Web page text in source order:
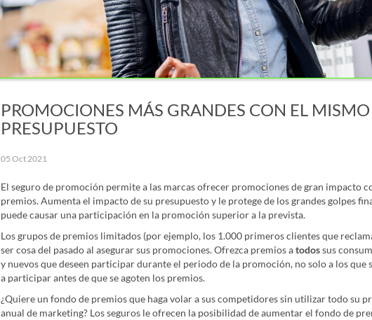
PROMOCIONES MÁS GRANDES CON EL MISMO
PRESUPUESTO
05 Oct 2021
El seguro de promoción permite a las marcas ofrecer promociones de gran impacto
premios. Aumenta el impacto de su presupuesto y le protege de los grandes golpes
puede causar una participación en la promoción superior a la prevista.
Los grupos de premios limitados (por ejemplo, los 1.000 primeros clientes que
ser cosa del pasado al asegurar sus promociones. Ofrezca premios atodossus
y nuevos que deseen participar durante el periodo de la promoción, no solo a los que
a participar antes de que se agoten los premios.
¿Quiere un fondo de premios que haga volar a sus competidores sin utilizar todo su
anual de marketing? Los seguros le ofrecen la posibilidad de aumentar el fondo de